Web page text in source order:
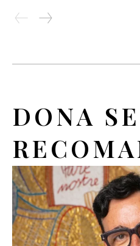
DONA